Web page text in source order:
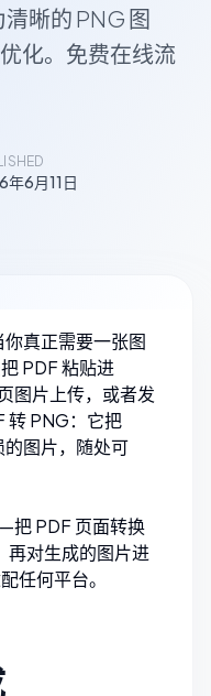
晰的 PNG 图
化。免费在线流
6月11日
真正需要一张图
PDF 粘贴进
图片上传，或者发
转 PNG：它把
图片，随处可
把 PDF 页面转换
再对生成的图片进
任何平台。